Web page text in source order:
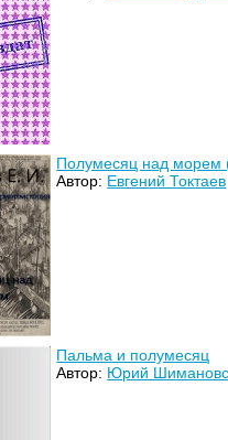
Полумесяц над морем
Автор: Евгений Токтаев
Пальма и полумесяц
Автор: Юрий